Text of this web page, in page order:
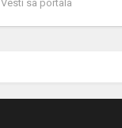
Vesti sa portala